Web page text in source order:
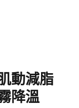
動減脂
降溫